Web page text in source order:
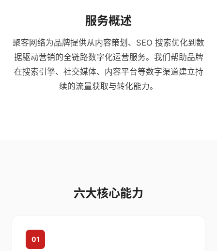
服务概述
聚客网络为品牌提供从内容策划、SEO 搜索优化到数
据驱动营销的全链路数字化运营服务。我们帮助品牌
在搜索引擎、社交媒体、内容平台等数字渠道建立持
续的流量获取与转化能力。
六大核心能力
01